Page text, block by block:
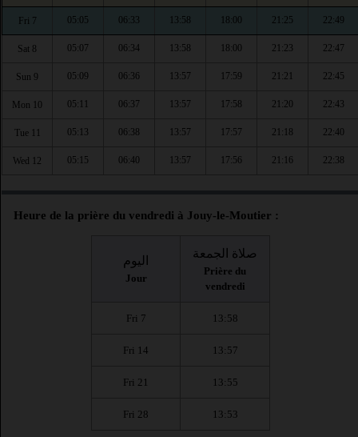
Fri 7 05:05 06:33 13:58 18:00 21:25 22:49
Sat 8 05:07 06:34 13:58 18:00 21:23 22:47
Sun 9 05:09 06:36 13:57 17:59 21:21 22:45
Mon 10 05:11 06:37 13:57 17:58 21:20 22:43
Tue 11 05:13 06:38 13:57 17:57 21:18 22:40
Wed 12 05:15 06:40 13:57 17:56 21:16 22:38
Heure de la prière du vendredi à Jouy-le-Moutier :
اليوم
Jour
صلاة الجمعة
Prière du
vendredi
Fri 7 13:58
Fri 14 13:57
Fri 21 13:55
Fri 28 13:53